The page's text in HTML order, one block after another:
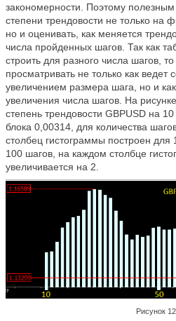
закономерности. Поэтому
степени трендовости не только на
но и оценивать, как меняется
числа пройденных шагов. Так как
строить для разного числа шагов,
просматривать не только как ведет
увеличением размера шага, но и
увеличения числа шагов. На
степень трендовости GBPUSD на
блока 0,00314, для количества
столбец гистограммы построен
100 шагов, на каждом столбце
увеличивается на 2.
Рисунок 12.